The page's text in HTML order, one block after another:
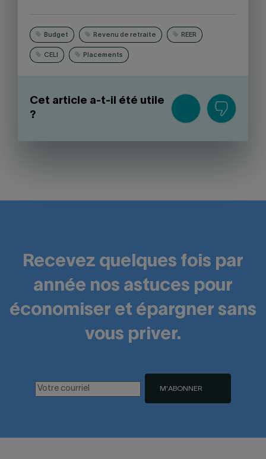
Budget Revenu de retraite REER
CELI Placements
Cet article a-t-il été utile
?
Recevez quelques fois par
année nos astuces pour
économiser et épargner sans
vous priver.
M'ABONNER